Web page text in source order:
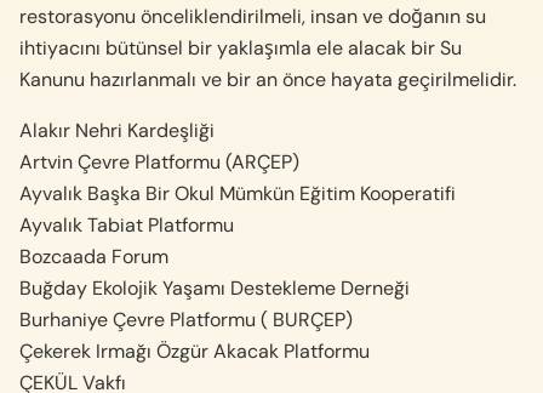
restorasyonu önceliklendirilmeli, insan ve doğanın su
ihtiyacını bütünsel bir yaklaşımla ele alacak bir Su
Kanunu hazırlanmalı ve bir an önce hayata geçirilmelidir.
Alakır Nehri Kardeşliği
Artvin Çevre Platformu (ARÇEP)
Ayvalık Başka Bir Okul Mümkün Eğitim Kooperatifi
Ayvalık Tabiat Platformu
Bozcaada Forum
Buğday Ekolojik Yaşamı Destekleme Derneği
Burhaniye Çevre Platformu ( BURÇEP)
Çekerek Irmağı Özgür Akacak Platformu
ÇEKÜL Vakfı